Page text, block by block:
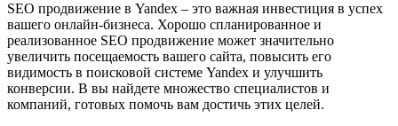
SEO продвижение в Yandex – это важная инвестиция в успех
вашего онлайн-бизнеса. Хорошо спланированное и
реализованное SEO продвижение может значительно
увеличить посещаемость вашего сайта, повысить его
видимость в поисковой системе Yandex и улучшить
конверсии. В вы найдете множество специалистов и
компаний, готовых помочь вам достичь этих целей.